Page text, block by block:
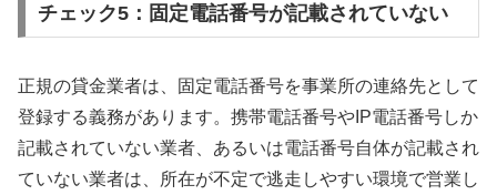
チェック5：固定電話番号が記載されていない
正規の貸金業者は、固定電話番号を事業所の連絡先として
登録する義務があります。携帯電話番号やIP電話番号しか
記載されていない業者、あるいは電話番号自体が記載され
ていない業者は、所在が不定で逃走しやすい環境で営業し